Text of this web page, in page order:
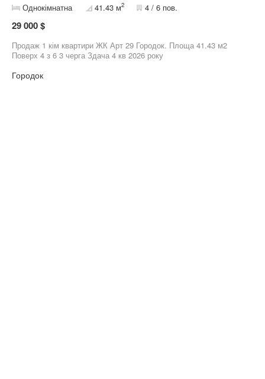
Однокімнатна 41.43 м2 4 / 6 пов.
29 000 $
Продаж 1 кім квартири ЖК Арт 29 Городок. Площа 41.43 м2
Поверх 4 з 6 3 черга Здача 4 кв 2026 року
Городок